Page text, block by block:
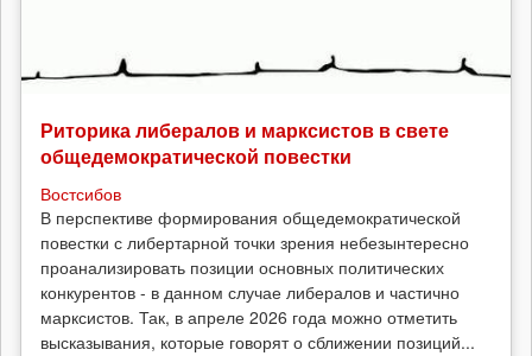
Риторика либералов и марксистов в свете
общедемократической повестки
Востсибов
В перспективе формирования общедемократической
повестки с либертарной точки зрения небезынтересно
проанализировать позиции основных политических
конкурентов - в данном случае либералов и частично
марксистов. Так, в апреле 2026 года можно отметить
высказывания, которые говорят о сближении позиций...